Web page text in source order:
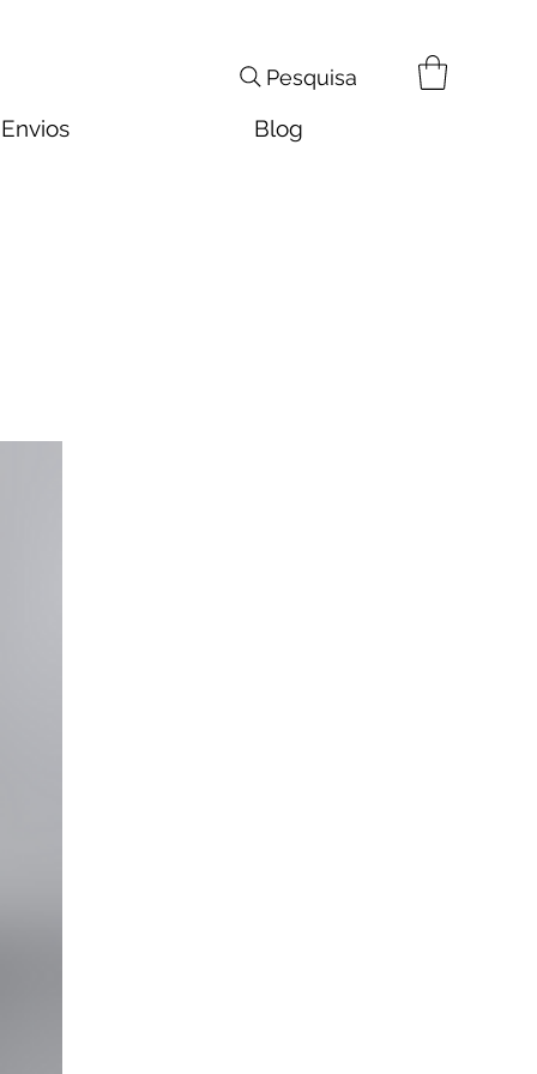
Pesquisa
Envios Blog